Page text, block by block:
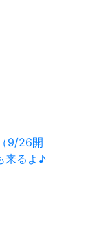
9/26開
るよ♪